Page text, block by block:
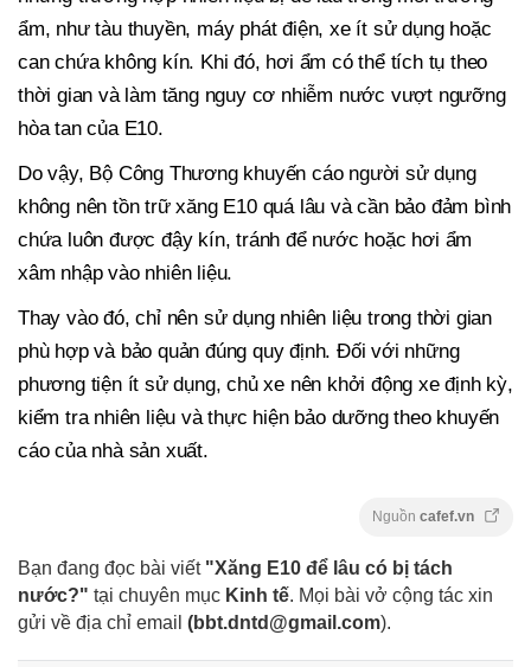
ẩm, như tàu thuyền, máy phát điện, xe ít sử dụng hoặc
can chứa không kín. Khi đó, hơi ẩm có thể tích tụ theo
thời gian và làm tăng nguy cơ nhiễm nước vượt ngưỡng
hòa tan của E10.
Do vậy, Bộ Công Thương khuyến cáo người sử dụng
không nên tồn trữ xăng E10 quá lâu và cần bảo đảm bình
chứa luôn được đậy kín, tránh để nước hoặc hơi ẩm
xâm nhập vào nhiên liệu.
Thay vào đó, chỉ nên sử dụng nhiên liệu trong thời gian
phù hợp và bảo quản đúng quy định. Đối với những
phương tiện ít sử dụng, chủ xe nên khởi động xe định kỳ,
kiểm tra nhiên liệu và thực hiện bảo dưỡng theo khuyến
cáo của nhà sản xuất.
Nguồn cafef.vn
Bạn đang đọc bài viết "Xăng E10 để lâu có bị tách
nước?" tại chuyên mục Kinh tế. Mọi bài vở cộng tác xin
gửi về địa chỉ email (bbt.dntd@gmail.com).